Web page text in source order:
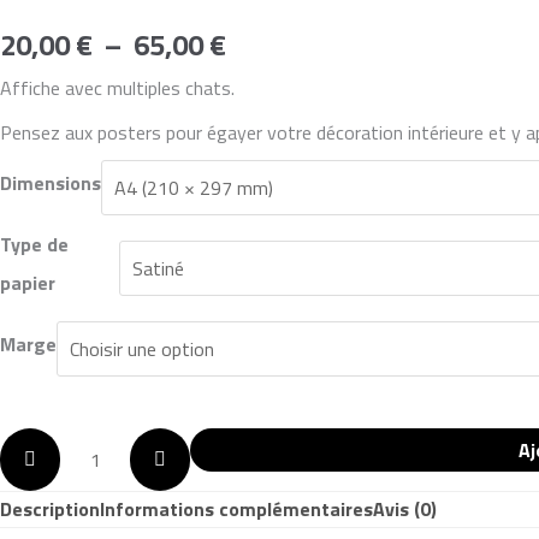
20,00€ – 65,00€
Affiche avec multiples chats.
Pensez aux posters pour égayer votre décoration intérieure et y
Dimensions
Type de
papier
Marge
DescriptionInformations complémentairesAvis (0)